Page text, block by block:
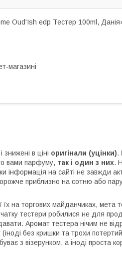
Oud'Ish edp Тестер 100ml,
магазині
знижені в ціні оригінали (уцінки).
вами парфуму, так і один з них.
інформація на сайті не завжди
приблизно на сотню або
їх на торгових майданчиках, мета
тестери робилися не для
Аромат тестера нічим не
(іноді без кришки та трохи
з візерунком, а іноді проста